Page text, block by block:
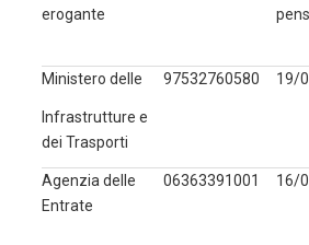
erogante
Ministero delle
Infrastrutture e
dei Trasporti
97532760580 19/
Agenzia delle
Entrate
06363391001 16/